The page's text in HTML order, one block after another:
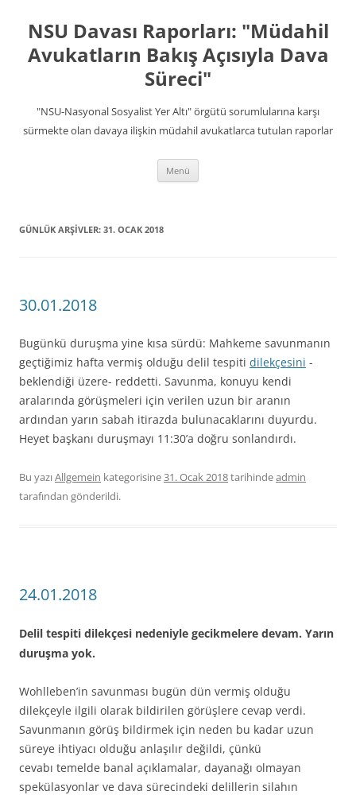
NSU Davası Raporları: "Müdahil
Avukatların Bakış Açısıyla Dava
Süreci"
"NSU-Nasyonal Sosyalist Yer Altı" örgütü sorumlularına karşı
sürmekte olan davaya ilişkin müdahil avukatlarca tutulan raporlar
Menü
GÜNLÜK ARŞIVLER: 31. OCAK 2018
30.01.2018
Bugünkü duruşma yine kısa sürdü: Mahkeme savunmanın
geçtiğimiz hafta vermiş olduğu delil tespiti dilekçesini -
beklendiği üzere- reddetti. Savunma, konuyu kendi
aralarında görüşmeleri için verilen uzun bir aranın
ardından yarın sabah itirazda bulunacaklarını duyurdu.
Heyet başkanı duruşmayı 11:30’a doğru sonlandırdı.
Bu yazıAllgemein kategorisine31. Ocak 2018tarihindeadmin
tarafından gönderildi.
24.01.2018
Delil tespiti dilekçesi nedeniyle gecikmelere devam. Yarın
duruşma yok.
Wohlleben’in savunması bugün dün vermiş olduğu
dilekçeyle ilgili olarak bildirilen görüşlere cevap verdi.
Savunmanın görüş bildirmek için neden bu kadar uzun
süreye ihtiyacı olduğu anlaşılır değildi, çünkü
cevabı temelde banal açıklamalar, dayanağı olmayan
spekülasyonlar ve dava sürecindeki delillerin silahın